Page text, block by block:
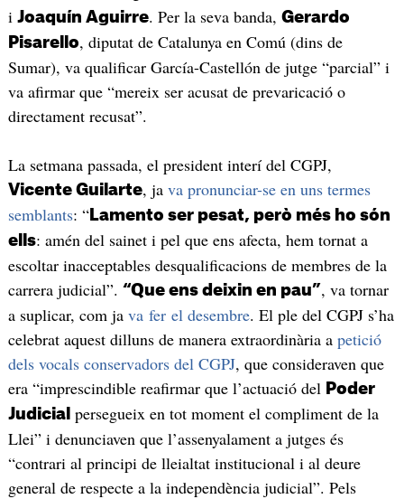
i Joaquín Aguirre. Per la seva banda, Gerardo
Pisarello, diputat de Catalunya en Comú (dins de
Sumar), va qualificar García-Castellón de jutge “parcial” i
va afirmar que “mereix ser acusat de prevaricació o
directament recusat”.
La setmana passada, el president interí del CGPJ,
Vicente Guilarte, ja va pronunciar-se en uns termes
semblants: “Lamento ser pesat, però més ho són
ells: amén del sainet i pel que ens afecta, hem tornat a
escoltar inacceptables desqualificacions de membres de la
carrera judicial”. “Que ens deixin en pau”, va tornar
a suplicar, com ja va fer el desembre. El ple del CGPJ s’ha
celebrat aquest dilluns de manera extraordinària a petició
dels vocals conservadors del CGPJ, que consideraven que
era “imprescindible reafirmar que l’actuació del Poder
Judicial persegueix en tot moment el compliment de la
Llei” i denunciaven que l’assenyalament a jutges és
“contrari al principi de lleialtat institucional i al deure
general de respecte a la independència judicial”. Pels